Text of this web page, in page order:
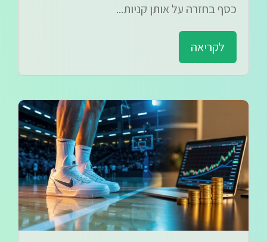
כסף בחזרה על אותן קניות...
לקריאה